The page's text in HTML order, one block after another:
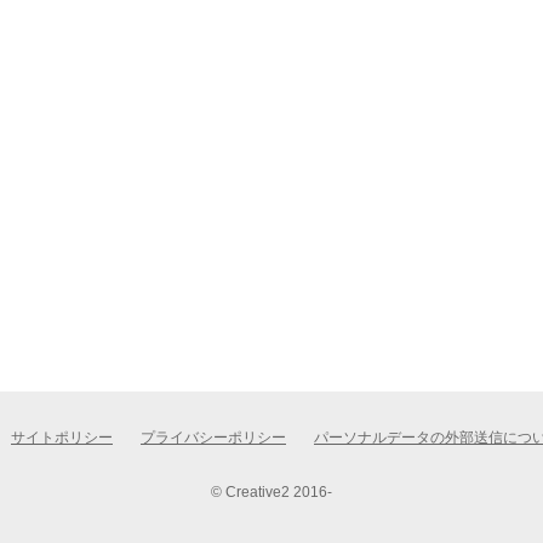
サイトポリシー プライバシーポリシー パーソナルデータの外部送信につ
© Creative2 2016-